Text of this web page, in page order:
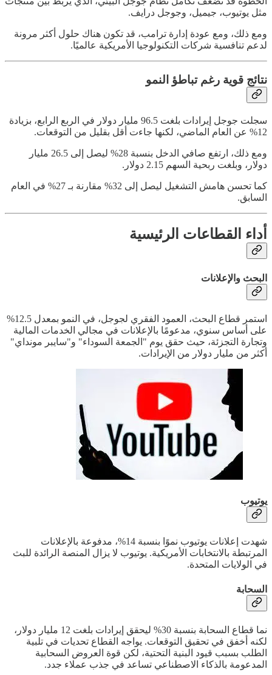
مثل يوتيوب، جيميل، وجوجل درايف.
ومع ذلك، ومع عودة إدارة ترامب، قد تكون هناك حلول أكثر مرونة
لدعم تنافسية شركات التكنولوجيا الأمريكية عالميًا.
نتائج قوية رغم تباطؤ النمو
سجلت جوجل إيرادات بلغت 96.5 مليار دولار في الربع الرابع، بزيادة
12% عن العام الماضي، لكنها جاءت أقل بقليل من التوقعات.
ومع ذلك، ارتفع صافي الدخل بنسبة 28% ليصل إلى 26.5 مليار
دولار، وبلغت ربحية السهم 2.15 دولار.
كما تحسن هامش التشغيل ليصل إلى 32% مقارنة بـ 27% في العام
السابق.
أداء القطاعات الرئيسية
البحث والإعلانات
استمر قطاع البحث، العمود الفقري لجوجل، في النمو بمعدل 12.5%
على أساس سنوي، مدعومًا بالإعلانات في مجالي الخدمات المالية
وتجارة التجزئة، حيث حقق يوم "الجمعة السوداء" و"سايبر مونداي"
أكثر من مليار دولار من الإيرادات.
يوتيوب
شهدت إعلانات يوتيوب نموًا بنسبة 14%، مدفوعة بالإعلانات
المرتبطة بالانتخابات الأمريكية. يوتيوب لا يزال المنصة الرائدة للبث
في الولايات المتحدة.
السحابة
نما قطاع السحابة بنسبة 30% ليحقق إيرادات بلغت 12 مليار دولار،
لكنه أخفق في تحقيق التوقعات. يواجه القطاع تحديات في تلبية
الطلب بسبب قيود البنية التحتية، لكن قوة العروض السحابية
المدعومة بالذكاء الاصطناعي تساعد في جذب عملاء جدد.